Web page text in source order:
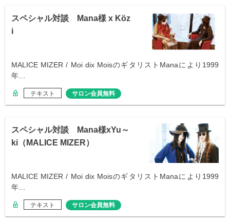
スペシャル対談 Mana様 x Köz
i
MALICE MIZER / Moi dix MoisのギタリストManaにより1999
年…
テキスト サロン会員無料
スペシャル対談 Mana様xYu～
ki（MALICE MIZER）
MALICE MIZER / Moi dix MoisのギタリストManaにより1999
年…
テキスト サロン会員無料